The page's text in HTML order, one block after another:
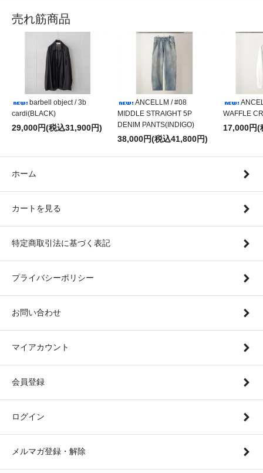
売れ筋商品
barbell object / 3b
cardi(BLACK)
29,000円(税込31,900円)
ANCELLM / #08
MIDDLE STRAIGHT 5P
DENIM PANTS(INDIGO)
38,000円(税込41,800円)
WAFFLE
17,000円(
ホーム
カートを見る
特定商取引法に基づく表記
プライバシーポリシー
お問い合わせ
マイアカウント
会員登録
ログイン
メルマガ登録・解除